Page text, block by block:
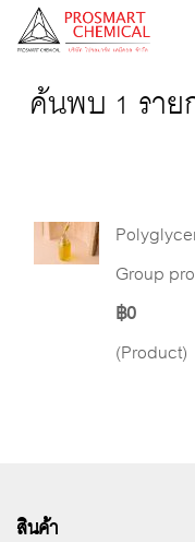
ค้นพบ 1 ราย
Group
฿0
(Product)
สินค้า